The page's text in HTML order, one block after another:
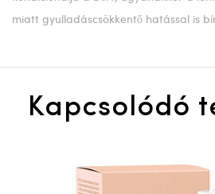
miatt gyulladáscsökkentő hatással is
Kapcsolódó